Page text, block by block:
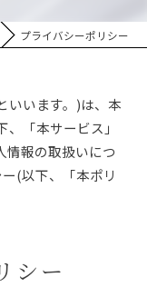
プライバシーポリシー
いいます。)は、本
「本サービス」
情報の取扱いにつ
(以下、「本ポリ
シー